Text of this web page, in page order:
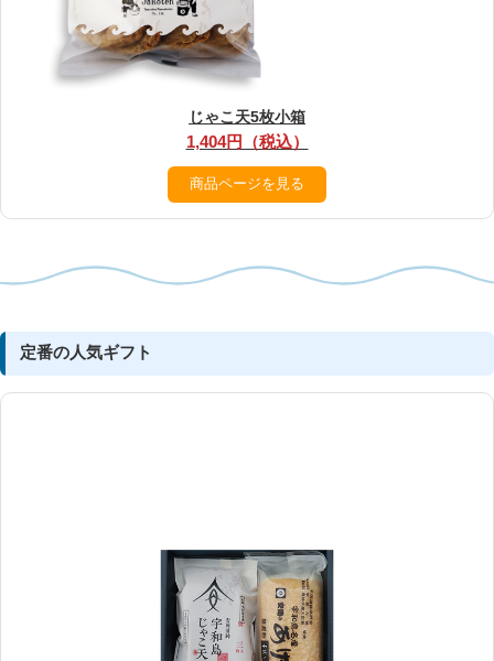
じゃこ天5枚小箱
1,404円（税込）
商品ページを見る
定番の人気ギフト